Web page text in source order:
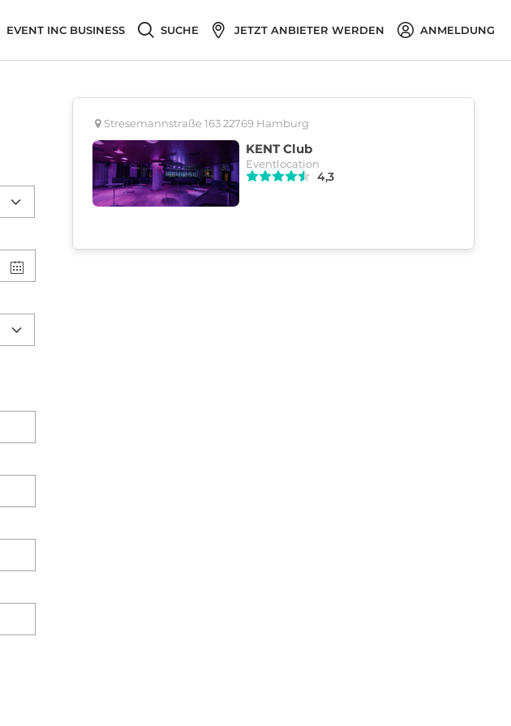
EVENT INC BUSINESS SUCHE JETZT ANBIETER WERDEN ANMELDUNG
Stresemannstraße 163 22769 Hamburg
KENT Club
Eventlocation
4,3